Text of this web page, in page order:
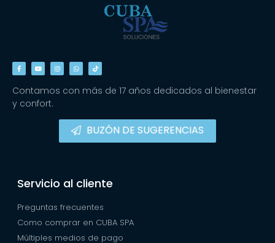
Contamos con más de 17 años dedicados al bienestar
y confort.
BUZÓN DE SUGERENCIAS
Servicio al cliente
Preguntas frecuentes
Como comprar en CUBA SPA
Múltiples medios de pago